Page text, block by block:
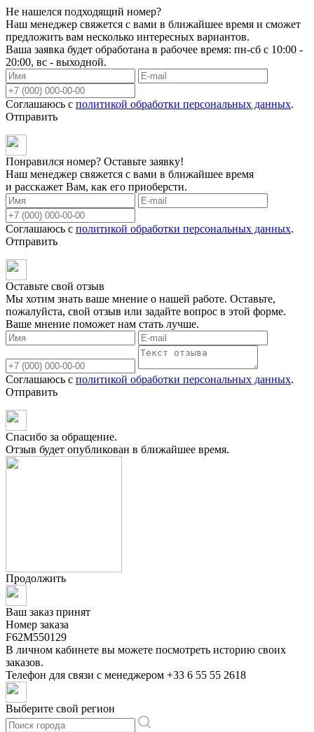
Не нашелся подходящий номер?
Наш менеджер свяжется с вами в ближайшее время и сможет
предложить вам несколько интересных вариантов.
Ваша заявка будет обработана в рабочее время: пн-сб с 10:00 -
20:00, вс - выходной.
Соглашаюсь с политикой обработки персональных данных.
Отправить
Понравился номер? Оставьте заявку!
Наш менеджер свяжется с вами в ближайшее время
и расскажет Вам, как его приоберсти.
Соглашаюсь с политикой обработки персональных данных.
Отправить
Оставьте свой отзыв
Мы хотим знать ваше мнение о нашей работе. Оставьте,
пожалуйста, свой отзыв или задайте вопрос в этой форме.
Ваше мнение поможет нам стать лучше.
Соглашаюсь с политикой обработки персональных данных.
Отправить
Спасибо за обращение.
Отзыв будет опубликован в ближайшее время.
Продолжить
Ваш заказ принят
Номер заказа
F62M550129
В личном кабинете вы можете посмотреть историю своих
заказов.
Телефон для связи с менеджером +33 6 55 55 2618
Выберите свой регион